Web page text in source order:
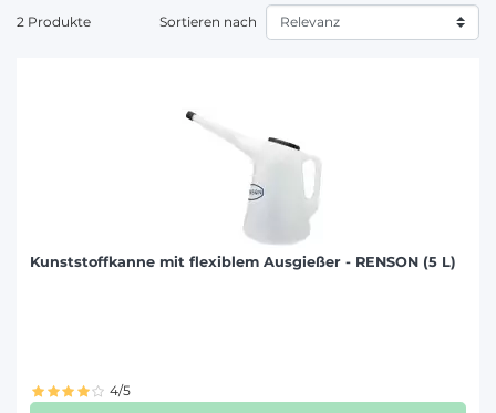
hochwertigen Ölspendern.
2 Produkte Sortieren nach
Kunststoffkanne mit flexiblem Ausgießer - RENSON (5 L)
4/5